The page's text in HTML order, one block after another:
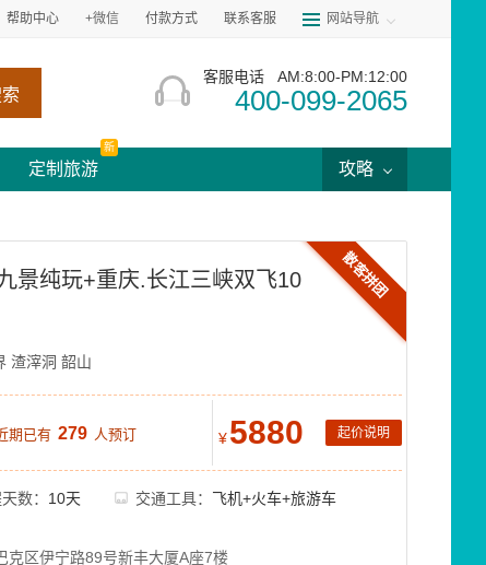
帮助中心 +微信 付款方式 联系客服 网站导航
客服电话 AM:8:00-PM:12:00
400-099-2065
定制旅游
新
攻略
散客拼团
景纯玩+重庆.长江三峡双飞10
渣滓洞 韶山
期已有 279 人预订 ¥5880 起价说明
数： 10天 交通工具： 飞机+火车+旅游车
克区伊宁路89号新丰大厦A座7楼